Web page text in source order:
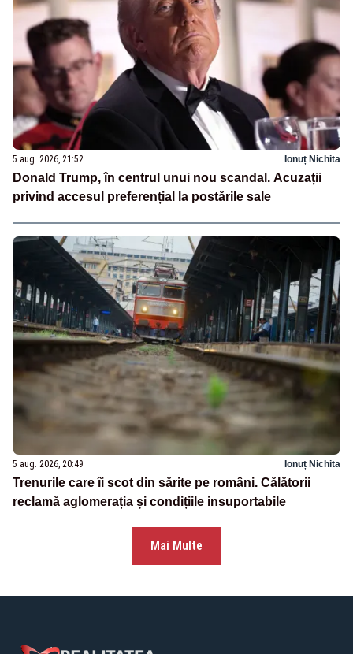
5 aug. 2026, 21:52 Ionuț Nichita
Donald Trump, în centrul unui nou scandal. Acuzații
privind accesul preferențial la postările sale
5 aug. 2026, 20:49 Ionuț Nichita
Trenurile care îi scot din sărite pe români. Călătorii
reclamă aglomerația și condițiile insuportabile
Mai Multe